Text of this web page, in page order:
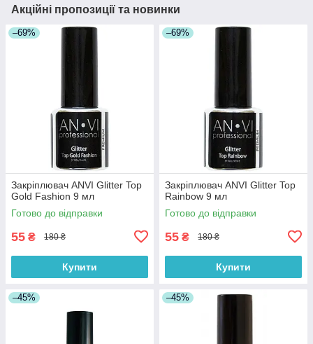
Акційні пропозиції та новинки
–69%
Закріплювач ANVI Glitter Top
Gold Fashion 9 мл
Готово до відправки
55 ₴ 180 ₴
Купити
–69%
Закріплювач ANVI Glitter Top
Rainbow 9 мл
Готово до відправки
55 ₴ 180 ₴
Купити
–45% –45%